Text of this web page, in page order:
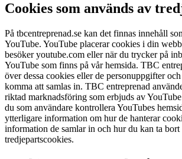
Cookies som används av
På tbcentreprenad.se kan det finnas innehåll
YouTube. YouTube placerar cookies i din
besöker youtube.com eller när du trycker på
YouTube som finns på vår hemsida. TBC
över dessa cookies eller de personuppgifter
komma att samlas in. TBC entreprenad
riktad marknadsföring som erbjuds av
du som användare kontrollera YouTubes
ytterligare information om hur de hanterar
information de samlar in och hur du kan ta bort
tredjepartscookies.